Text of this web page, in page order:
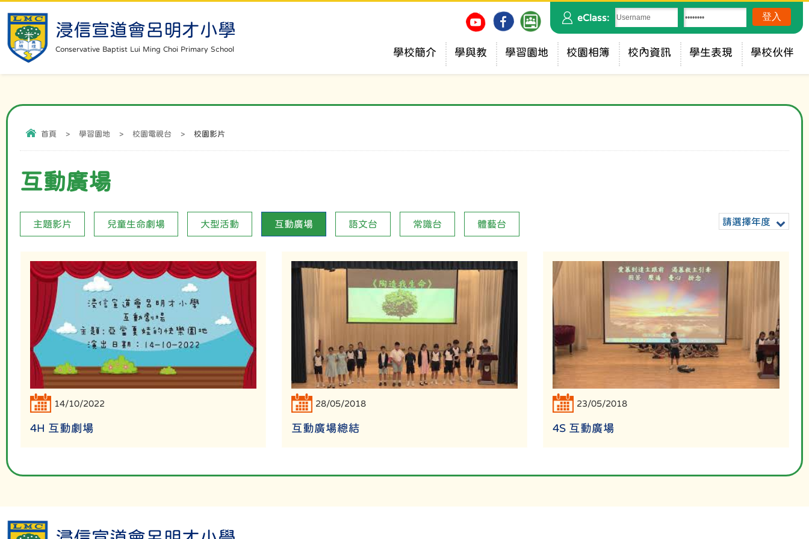
浸信宣道會呂明才小學
Conservative Baptist Lui Ming Choi Primary School
eClass:
學校簡介 學與教 學習園地 校園相簿 校內資訊 學生表現 學校伙伴
首頁 > 學習園地 > 校園電視台 > 校園影片
互動廣場
請選擇年度
主題影片 兒童生命劇場 大型活動 互動廣場 語文台 常識台 體藝台
14/10/2022
4H 互動劇場
28/05/2018
互動廣場總結
23/05/2018
4S 互動廣場